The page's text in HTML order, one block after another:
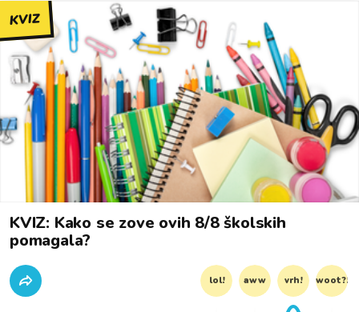
KVIZ
KVIZ: Kako se zove ovih 8/8 školskih
pomagala?
lol! aww vrh! woot?!